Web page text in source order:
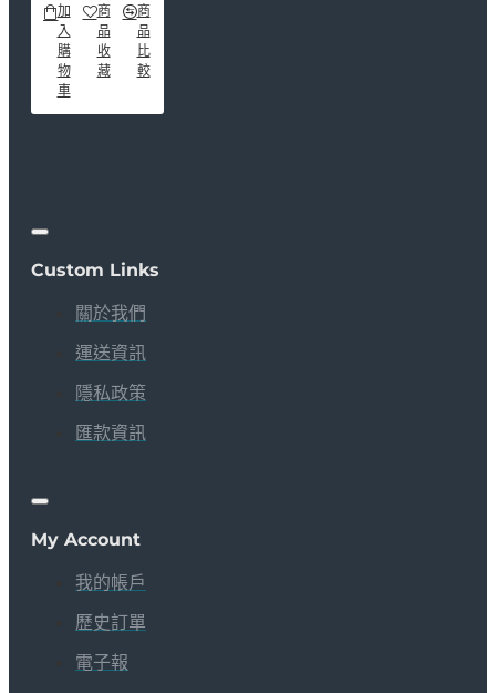
加
入
購
物
車
商
品
收
藏
商
品
比
較
Custom Links
關於我們
運送資訊
隱私政策
匯款資訊
My Account
我的帳戶
歷史訂單
電子報